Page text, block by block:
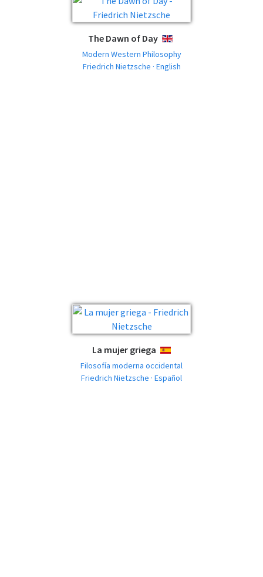
The Dawn of Day ENGLISH
Modern Western Philosophy
Friedrich Nietzsche · English
La mujer griega ESPAÑOL
Filosofía moderna occidental
Friedrich Nietzsche · Español